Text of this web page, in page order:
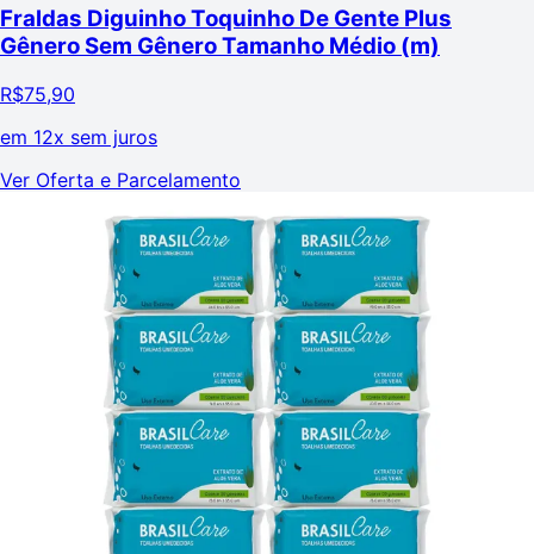
Fraldas Diguinho Toquinho De Gente Plus
Gênero Sem Gênero Tamanho Médio (m)
R$75,90
em 12x sem juros
Ver Oferta e Parcelamento